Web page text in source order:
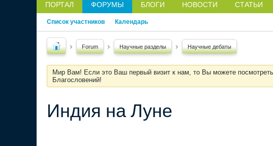
ПОРТАЛ ФОРУМЫ БЛОГИ НОВОСТИ СТАТЬИ
Список участников Календарь
Forum Научные разделы Научные дебаты
Мир Вам! Если это Ваш первый визит к нам, то Вы можете
Благословений!
Индия на Луне